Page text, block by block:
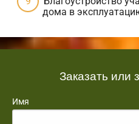
дома в
Заказать или
Имя